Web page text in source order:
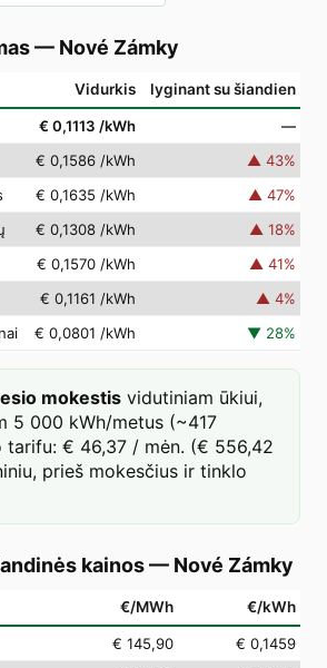
— Nové Zámky
Vidurkis lyginant su šiandien
€ 0,1113 /kWh
—
€ 0,1586 /kWh ▲ 43%
€ 0,1635 /kWh ▲ 47%
€ 0,1308 /kWh ▲ 18%
€ 0,1570 /kWh ▲ 41%
€ 0,1161 /kWh ▲ 4%
€ 0,0801 /kWh ▼ 28%
mokestis vidutiniam ūkiui,
5 000 kWh/metus (~417
tarifu: € 46,37 / mėn. (€ 556,42
prieš mokesčius ir tinklo
kainos— Nové Zámky
€/MWh €/kWh
€ 145,90
€ 0,1459